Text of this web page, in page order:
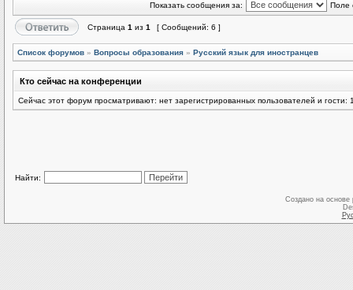
Показать сообщения за: Поле
Страница 1 из 1 [ Сообщений: 6 ]
Список форумов » Вопросы образования » Русский язык для иностранцев
Кто сейчас на конференции
Сейчас этот форум просматривают: нет зарегистрированных пользователей и гости:
Найти:
Создано на основе